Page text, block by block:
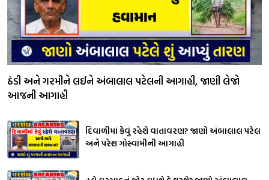
ઠંડી અને ગરમીને લઈને અંબાલાલ પટેલની આગાહી, જાણી લેજો
આજની આગાહી
દિવાળીમાં કેવું રહેશે વાતાવરણ? જાણો અંબાલાલ પટેલ
અને પરેશ ગોસ્વામીની આગાહી